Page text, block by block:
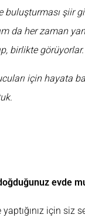
buluşturması şiir
da her zaman
birlikte
için hayata
evde
için siz